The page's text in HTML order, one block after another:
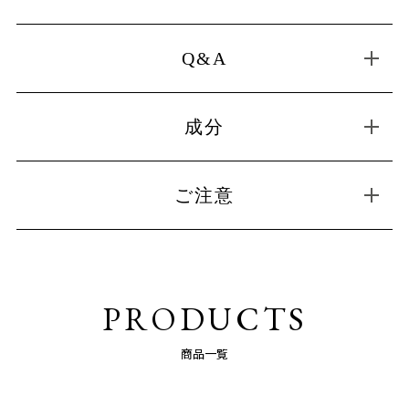
Q&A
成分
ご注意
PRODUCTS
商品一覧